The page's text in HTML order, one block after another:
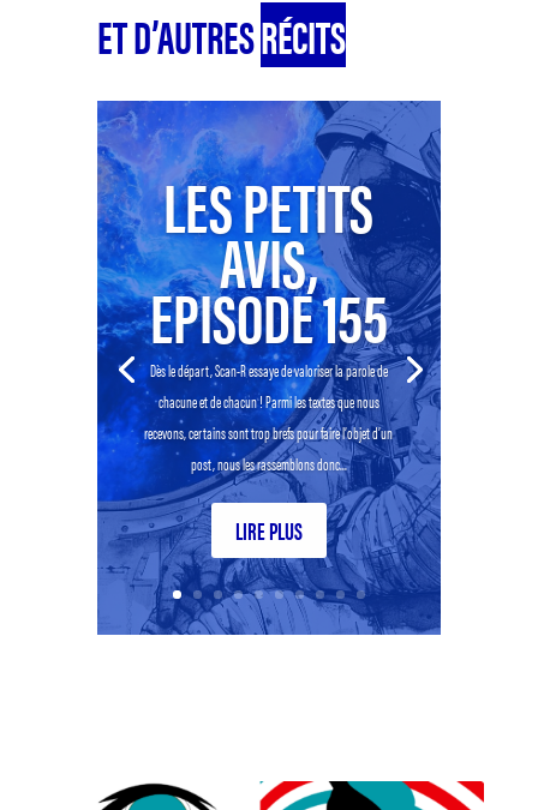
ET D’AUTRESRÉCITS
LES PETITS
AVIS,
EPISODE 155
Dès le départ, Scan-R essaye de valoriser la parole de
chacune et de chacun ! Parmi les textes que nous
recevons, certains sont trop brefs pour faire l’objet d’un
post, nous les rassemblons donc...
LIRE PLUS